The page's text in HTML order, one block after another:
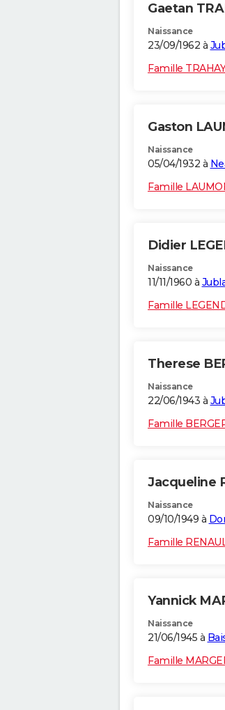
Gaetan
Naissance
23/09/1962 à
Famille TRAHAY
Gaston
Naissance
05/04/1932 à
Famille
Didier
Naissance
11/11/1960 à
Famille
Therese
Naissance
22/06/1943 à
Famille
Jacqueline
Naissance
09/10/1949 à
Famille
Yannick
Naissance
21/06/1945 à
Famille